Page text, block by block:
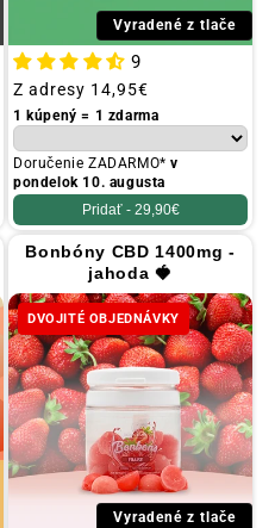
Vyradené z tlače
9
Obvyklá
cena
Z adresy 14,95€
1 kúpený = 1 zdarma
Doručenie ZADARMO*v
pondelok 10. augusta
Pridať - 29,90€
Bonbóny CBD 1400mg -
jahoda 🍓
DVOJITÉ OBJEDNÁVKY
Vyradené z tlače